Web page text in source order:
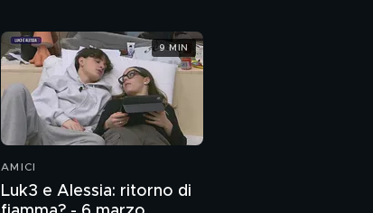
AMICI
Luk3 e Alessia: ritorno di
9 MIN